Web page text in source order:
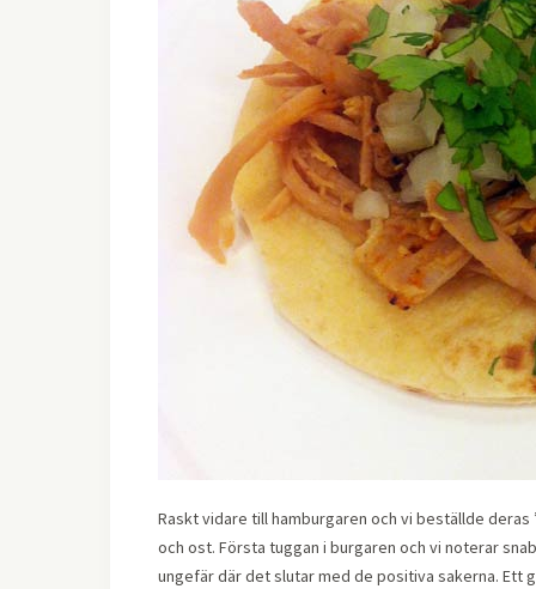
Raskt vidare till hamburgaren och vi beställde deras
och ost. Första tuggan i burgaren och vi noterar
ungefär där det slutar med de positiva sakerna.